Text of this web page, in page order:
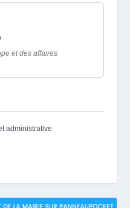
et des affaires
administrative